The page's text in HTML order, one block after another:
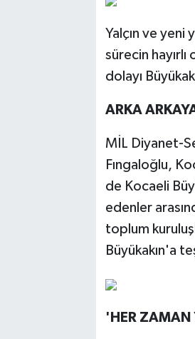
Yalçın ve yeni
sürecin hayırlı
dolayı
ARKA
MİL Diyanet-
Fıngaloğlu,
de Kocaeli
edenler
toplum
Büyükakın'a
'HER ZAMAN